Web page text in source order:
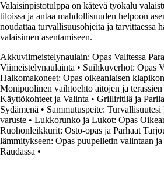
Valaisinpistotulppa on kätevä työkalu
tiloissa ja antaa mahdollisuuden helpoon
noudattaa turvallisuusohjeita ja tarvittaessa
valaisimen asentamiseen.
Akkuviimeistelynaulain: Opas Valitessa
Viimeistelynaulainta • Suihkuverhot: Opas
Halkomakoneet: Opas oikeanlaisen
Monipuolinen vaihtoehto aitojen ja terassien
Käyttökohteet ja Valinta • Grilliritilä ja
Sydämenä • Sammutuspeite:
varuste • Lukkorunko ja Lukot: Opas
Ruohonleikkurit: Osto-opas ja Parhaat
lämmitykseen: Opas puupelletin valintaan
Raudassa •